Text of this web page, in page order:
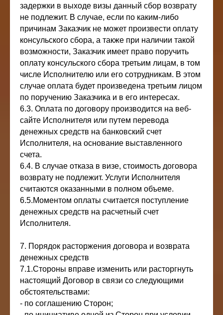
задержки в выходе визы данный сбор возврату
не подлежит. В случае, если по каким-либо
причинам Заказчик не может произвести оплату
консульского сбора, а также при наличии такой
возможности, Заказчик имеет право поручить
оплату консульского сбора третьим лицам, в том
числе Исполнителю или его сотрудникам. В этом
случае оплата будет произведена третьим лицом
по поручению Заказчика и в его интересах.
6.3. Оплата по договору производится на веб-
сайте Исполнителя или путем перевода
денежных средств на банковский счет
Исполнителя, на основание выставленного
счета.
6.4. В случае отказа в визе, стоимость договора
возврату не подлежит. Услуги Исполнителя
считаются оказанными в полном объеме.
6.5.Моментом оплаты считается поступление
денежных средств на расчетный счет
Исполнителя.
7. Порядок расторжения договора и возврата
денежных средств
7.1.Стороны вправе изменить или расторгнуть
настоящий Договор в связи со следующими
обстоятельствами:
- по соглашению Сторон;